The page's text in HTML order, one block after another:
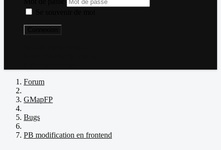
Forum
GMapFP
Bugs
PB modification en frontend